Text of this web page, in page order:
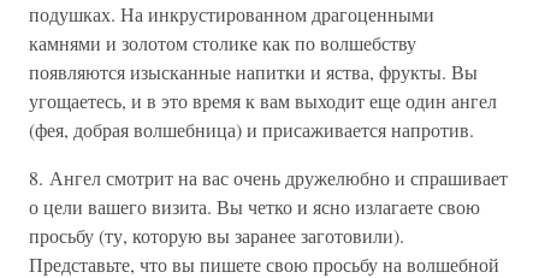
подушках. На инкрустированном драгоценными
камнями и золотом столике как по волшебству
появляются изысканные напитки и яства, фрукты. Вы
угощаетесь, и в это время к вам выходит еще один ангел
(фея, добрая волшебница) и присаживается напротив.
8. Ангел смотрит на вас очень дружелюбно и спрашивает
о цели вашего визита. Вы четко и ясно излагаете свою
просьбу (ту, которую вы заранее заготовили).
Представьте, что вы пишете свою просьбу на волшебной